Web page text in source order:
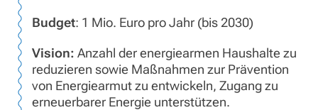
Budget: 1 Mio. Euro pro Jahr (bis 2030)
Vision: Anzahl der energiearmen Haushalte zu
reduzieren sowie Maßnahmen zur Prävention
von Energiearmut zu entwickeln, Zugang zu
erneuerbarer Energie unterstützen.